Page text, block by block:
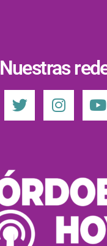
Nuestras